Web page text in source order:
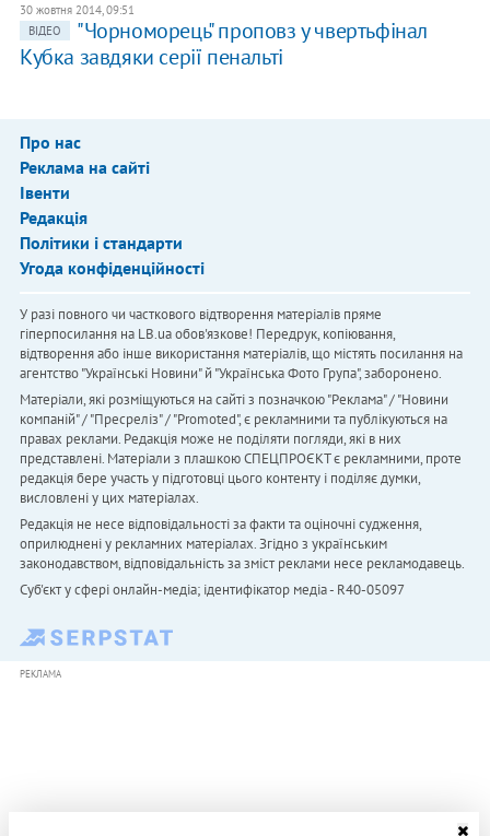
30 жовтня 2014, 09:51
ВІДЕО
"Чорноморець" проповз у чвертьфінал
Кубка завдяки серії пенальті
Про нас
Реклама на сайті
Івенти
Редакція
Політики і стандарти
Угода конфіденційності
У разі повного чи часткового відтворення матеріалів пряме
гіперпосилання на LB.ua обов'язкове! Передрук, копіювання,
відтворення або інше використання матеріалів, що містять посилання на
агентство "Українськi Новини" й "Українська Фото Група", заборонено.
Матеріали, які розміщуються на сайті з позначкою "Реклама" / "Новини
компаній" / "Пресреліз" / "Promoted", є рекламними та публікуються на
правах реклами. Редакція може не поділяти погляди, які в них
представлені. Матеріали з плашкою СПЕЦПРОЄКТ є рекламними, проте
редакція бере участь у підготовці цього контенту і поділяє думки,
висловлені у цих матеріалах.
Редакція не несе відповідальності за факти та оціночні судження,
оприлюднені у рекламних матеріалах. Згідно з українським
законодавством, відповідальність за зміст реклами несе рекламодавець.
Cуб'єкт у сфері онлайн-медіа; ідентифікатор медіа - R40-05097
РЕКЛАМА